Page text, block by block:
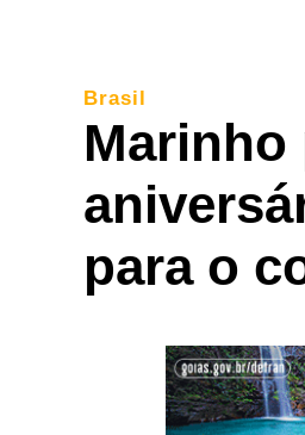
Brasil
Marinho
para o